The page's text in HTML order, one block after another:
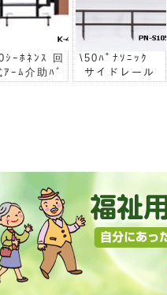
ｼｰﾎﾈﾝｽ 回
ｱｰﾑ介助ﾊﾞ
\50ﾊﾟﾅｿﾆｯｸ
サイドレール